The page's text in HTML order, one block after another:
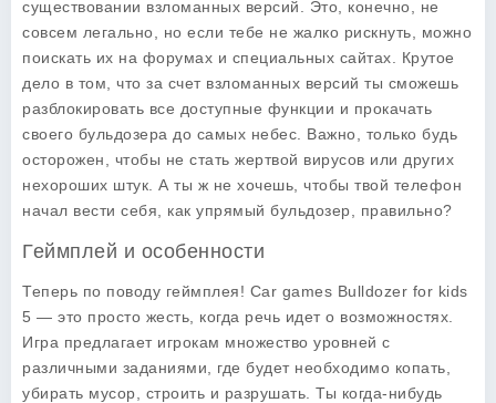
существовании взломанных версий. Это, конечно, не
совсем легально, но если тебе не жалко рискнуть, можно
поискать их на форумах и специальных сайтах. Крутое
дело в том, что за счет взломанных версий ты сможешь
разблокировать все доступные функции и прокачать
своего бульдозера до самых небес. Важно, только будь
осторожен, чтобы не стать жертвой вирусов или других
нехороших штук. А ты ж не хочешь, чтобы твой телефон
начал вести себя, как упрямый бульдозер, правильно?
Геймплей и особенности
Теперь по поводу геймплея! Car games Bulldozer for kids
5 — это просто жесть, когда речь идет о возможностях.
Игра предлагает игрокам множество уровней с
различными заданиями, где будет необходимо копать,
убирать мусор, строить и разрушать. Ты когда-нибудь